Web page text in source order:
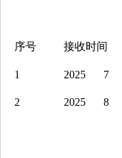
延安市红十
序号
接收时间
1 2025 7
2 2025 8